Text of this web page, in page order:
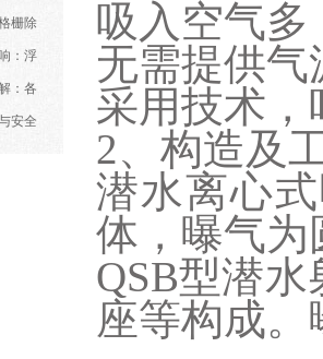
栅除
校准
：浮
场景
：各
安全
吸入空气
无需提供
采用技术
2、构造及
潜水离心
体，曝气为
QSB型潜
座等构成